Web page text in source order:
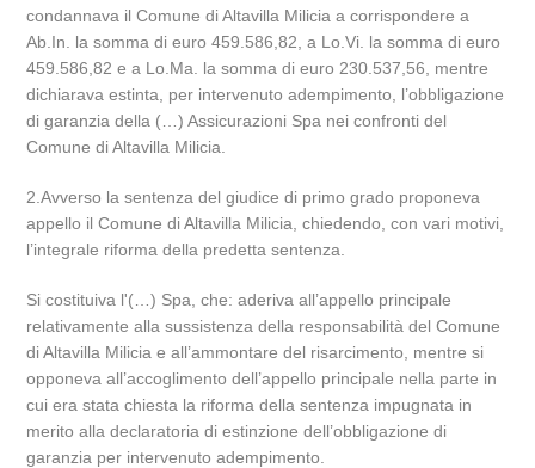
condannava il Comune di Altavilla Milicia a corrispondere a
Ab.In. la somma di euro 459.586,82, a Lo.Vi. la somma di euro
459.586,82 e a Lo.Ma. la somma di euro 230.537,56, mentre
dichiarava estinta, per intervenuto adempimento, l’obbligazione
di garanzia della (…) Assicurazioni Spa nei confronti del
Comune di Altavilla Milicia.
2.Avverso la sentenza del giudice di primo grado proponeva
appello il Comune di Altavilla Milicia, chiedendo, con vari motivi,
l’integrale riforma della predetta sentenza.
Si costituiva l'(…) Spa, che: aderiva all’appello principale
relativamente alla sussistenza della responsabilità del Comune
di Altavilla Milicia e all’ammontare del risarcimento, mentre si
opponeva all’accoglimento dell’appello principale nella parte in
cui era stata chiesta la riforma della sentenza impugnata in
merito alla declaratoria di estinzione dell’obbligazione di
garanzia per intervenuto adempimento.